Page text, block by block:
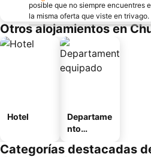
posible que no siempre encuentres
la misma oferta que viste en trivago.
Otros alojamientos en
Hotel
Departame
nto
Categorías destacadas